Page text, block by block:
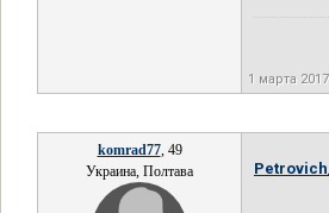
1 марта
komrad77, 49
Украина, Полтава